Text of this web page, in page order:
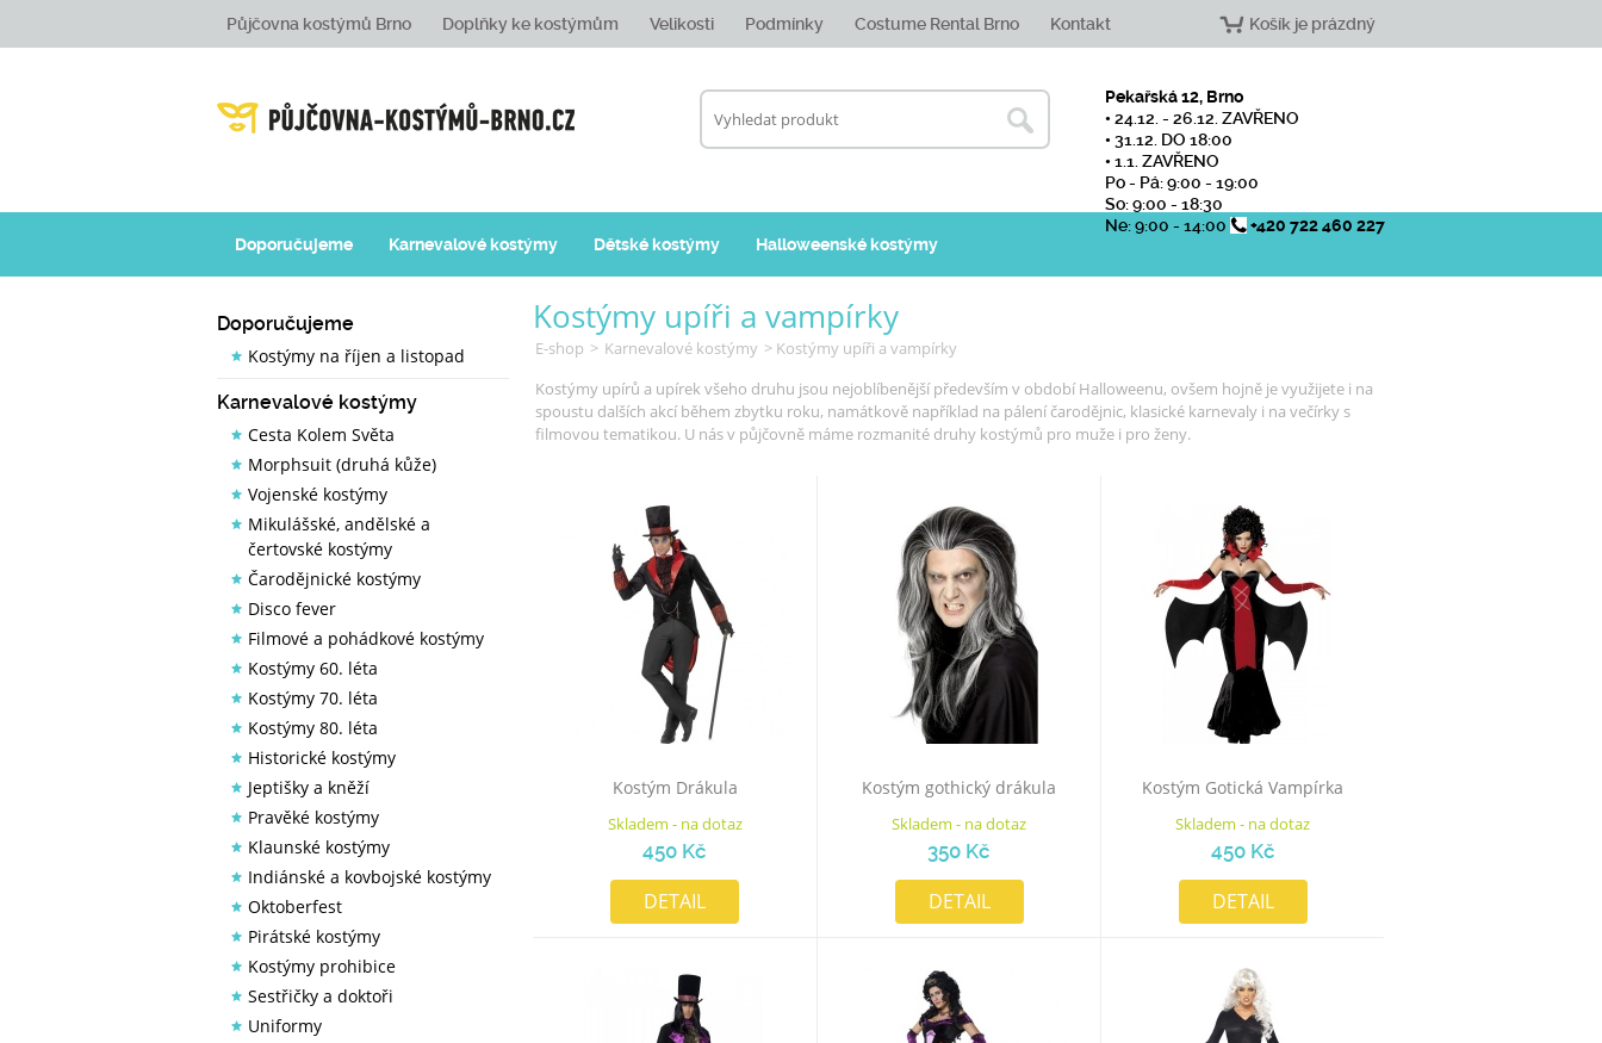
Půjčovna kostýmů Brno Doplňky ke kostýmům Velikosti Podmínky Costume Rental Brno Kontakt Košík je prázdný
Pekařská 12, Brno
• 24.12. - 26.12. ZAVŘENO
• 31.12. DO 18:00
• 1.1. ZAVŘENO
Po - Pá: 9:00 - 19:00
So: 9:00 - 18:30
Ne: 9:00 - 14:00
+420 722 460 227
Doporučujeme
Karnevalové kostýmy Dětské kostýmy Halloweenské kostýmy
Doporučujeme
Kostýmy na říjen a listopad
Karnevalové kostýmy
Cesta Kolem Světa
Morphsuit (druhá kůže)
Vojenské kostýmy
Mikulášské, andělské a
čertovské kostýmy
Čarodějnické kostýmy
Disco fever
Filmové a pohádkové kostýmy
Kostýmy 60. léta
Kostýmy 70. léta
Kostýmy 80. léta
Historické kostýmy
Jeptišky a kněží
Pravěké kostýmy
Klaunské kostýmy
Indiánské a kovbojské kostýmy
Oktoberfest
Pirátské kostýmy
Kostýmy prohibice
Sestřičky a doktoři
Uniformy
Kostýmy upíři a vampírky
E-shop > Karnevalové kostýmy > Kostýmy upíři a vampírky
Kostýmy upírů a upírek všeho druhu jsou nejoblíbenější především v období Halloweenu, ovšem hojně je využijete i na
spoustu dalších akcí během zbytku roku, namátkově například na pálení čarodějnic, klasické karnevaly i na večírky s
filmovou tematikou. U nás v půjčovně máme rozmanité druhy kostýmů pro muže i pro ženy.
Kostým Drákula
Skladem - na dotaz
450 Kč
DETAIL
Kostým gothický drákula
Skladem - na dotaz
350 Kč
DETAIL
Kostým Gotická Vampírka
Skladem - na dotaz
450 Kč
DETAIL